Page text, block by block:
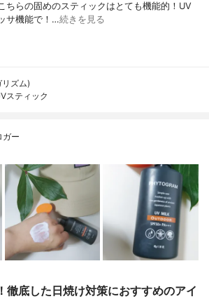
ちらの固めのスティックはとても機能的！UV
サ機能で！…続きを見る
ズム)
スティック
ガー
徹底した日焼け対策におすすめのアイ